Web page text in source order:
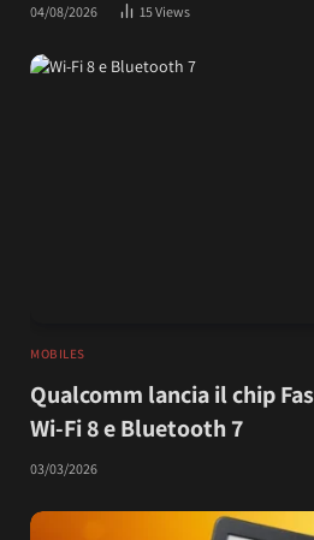
04/08/2026 15Views
MOBILES
Qualcomm lancia il chip
Wi-Fi 8 e Bluetooth 7
03/03/2026